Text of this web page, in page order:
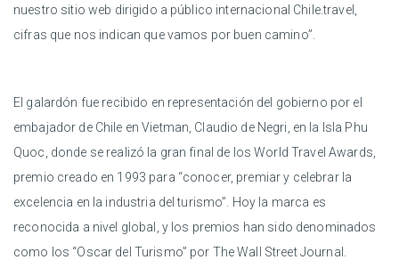
nuestro sitio web dirigido a público internacional Chile.travel,
cifras que nos indican que vamos por buen camino”.
El galardón fue recibido en representación del gobierno por el
embajador de Chile en Vietman, Claudio de Negri, en la Isla Phu
Quoc, donde se realizó la gran final de los World Travel Awards,
premio creado en 1993 para “conocer, premiar y celebrar la
excelencia en la industria del turismo”. Hoy la marca es
reconocida a nivel global, y los premios han sido denominados
como los “Oscar del Turismo” por The Wall Street Journal.